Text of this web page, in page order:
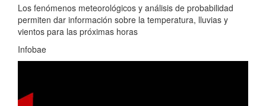
Los fenómenos meteorológicos y análisis de probabilidad
permiten dar información sobre la temperatura, lluvias y
vientos para las próximas horas
Infobae